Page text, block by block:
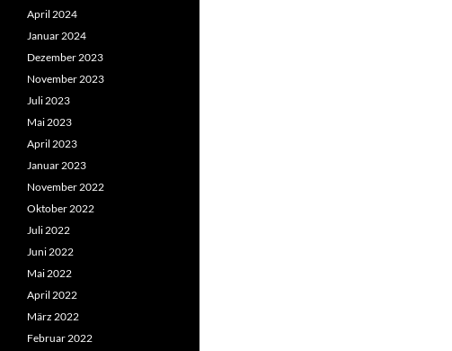
April 2024
Januar 2024
Dezember 2023
November 2023
Juli 2023
Mai 2023
April 2023
Januar 2023
November 2022
Oktober 2022
Juli 2022
Juni 2022
Mai 2022
April 2022
März 2022
Februar 2022